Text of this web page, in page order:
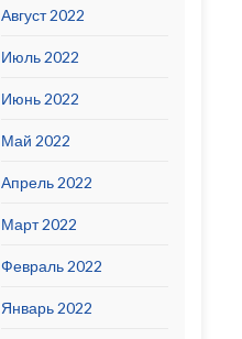
Август 2022
Июль 2022
Июнь 2022
Май 2022
Апрель 2022
Март 2022
Февраль 2022
Январь 2022